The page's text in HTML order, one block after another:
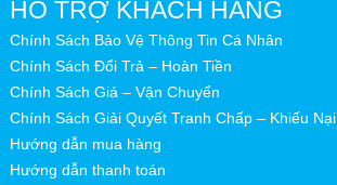
HỖ TRỢ KHÁCH HÀNG
Chính Sách Bảo Vệ Thông Tin Cá Nhân
Chính Sách Đổi Trả – Hoàn Tiền
Chính Sách Giá – Vận Chuyển
Chính Sách Giải Quyết Tranh Chấp – Khiếu Nại
Hướng dẫn mua hàng
Hướng dẫn thanh toán